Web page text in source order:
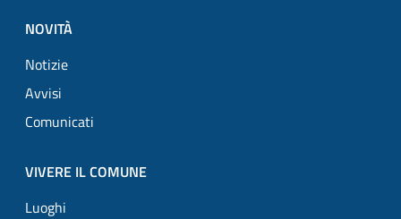
NOVITÀ
Notizie
Avvisi
Comunicati
VIVERE IL COMUNE
Luoghi